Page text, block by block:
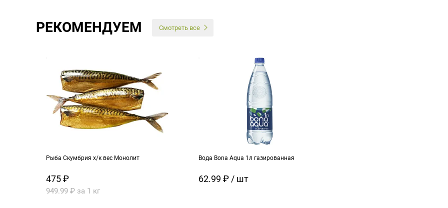
РЕКОМЕНДУЕМ Смотреть все
Рыба Скумбрия х/к вес Монолит
475 ₽
949.99 ₽ за 1 кг
Вода Bona Aqua 1л газированная
62.99 ₽ / шт